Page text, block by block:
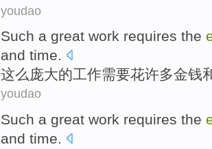
youdao
Such a great work requires the
and time.
这么 庞大的工作需要花许多金钱
youdao
Such a great work requires the
and time.